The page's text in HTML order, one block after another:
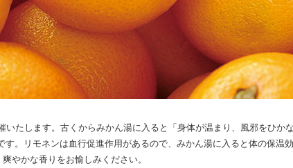
たします。古くからみかん湯に入ると「身体が温まり、風邪をひか
。リモネンは血行促進作用があるので、みかん湯に入ると体の保温
やかな香りをお愉しみください。